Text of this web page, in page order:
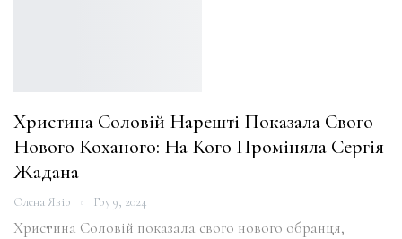
Христина Соловій Нарешті Показала Свого
Нового Коханого: На Кого Проміняла Сергія
Жадана
Олена Явір Гру 9, 2024
Христина Соловій показала свого нового обранця,